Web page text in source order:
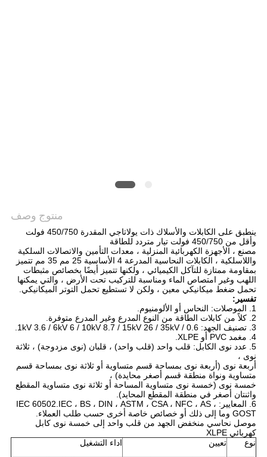
منتوج وصف
ينطبق على الكابلات والأسلاك ذات يولاتاجي المقدرة 450/750 فولت
وأقل من 450/750 فولت تيار متردد للطاقة
مصنع ، الأجهزة الكهربائية المنزلية ، معدات التأمين والاتصالات السلكية
واللاسلكية ، الكابلات النحاسية المدرعة 4 الأساسية 25 مم 35 مم تتميز
بمقاومة ممتازة للتآكل الكيميائي ، ولكنها تتميز أيضًا بخصائص مثبطات
اللهب وغير امتصاص الماء ومناسبة للتركيب تحت الأرض ، والتي يمكنها
تحمل ضغط ميكانيكي معين ، ولكن لا تستطيع تحمل التوتر الميكانيكي.
تفسير:
1. الموصلات: النحاس أو الألومنيوم.
2. كلاً من كابلات الطاقة من النوع المدرع وغير المدرع متوفرة.
3. تصنيف الجهد: 0.6 / 1kV 3.6 / 6kV 6 / 10kV 8.7 / 15kV 26 / 35kV.
4. مغمد PVC أو XLPE.
5. عدد نوى الكابل: قلب واحد (قلب واحد) ، قلبان (نوى مزدوجة) ، ثلاثة
نوى ،
أربعة نوى (أربعة نوى بمساحة قسم متساوية أو ثلاثة نوى بمساحة قسم
متساوية ونواة منطقة قسم أصغر محايدة) ،
خمسة نوى (خمسة نوى متساوية المساحة أو ثلاثة نوى متساوية المقطع
واثنتان أصغر في منطقة المقطع المحايد).
6. المعايير: IEC 60502.IEC ، BS ، DIN ، ASTM ، CSA ، NFC ، AS ،
GOST وما إلى ذلك أو خصائص خاصة أخرى حسب طلب العملاء.
موصل نحاسي منخفض الجهد من قلب واحد إلى خمسة نوى كابل
كهربائي XLPE
نوع
تعيين اداء التشغيل